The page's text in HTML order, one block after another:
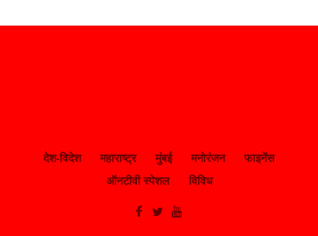
देश-विदेश महाराष्ट्र मुंबई मनोरंजन
फाइनेंस
ऑनटीवी स्पेशल
विविध